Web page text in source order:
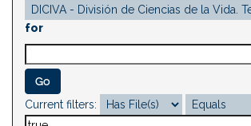
for
Current filters: